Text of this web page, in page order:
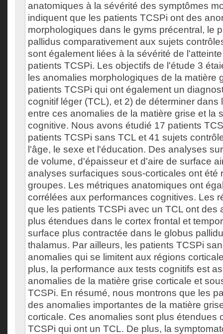
anatomiques à la sévérité des symptômes
indiquent que les patients TCSPi ont des
morphologiques dans le gyms précentral, le
pallidus comparativement aux sujets
sont également liées à la sévérité de
patients TCSPi. Les objectifs de l'étude 3
les anomalies morphologiques de la matière
patients TCSPi qui ont également un
cognitif léger (TCL), et 2) de déterminer dans
entre ces anomalies de la matière grise et la
cognitive. Nous avons étudié 17 patients
patients TCSPi sans TCL et 41 sujets
l'âge, le sexe et l'éducation. Des analyses
de volume, d'épaisseur et d'aire de surface
analyses surfaciques sous-corticales ont été
groupes. Les métriques anatomiques ont
corrélées aux performances cognitives. Les
que les patients TCSPi avec un TCL ont des
plus étendues dans le cortex frontal et
surface plus contractée dans le globus
thalamus. Par ailleurs, les patients TCSPi
anomalies qui se limitent aux régions
plus, la performance aux tests cognitifs est
anomalies de la matière grise corticale et
TCSPi. En résumé, nous montrons que les
des anomalies importantes de la matière
corticale. Ces anomalies sont plus étendues
TCSPi qui ont un TCL. De plus, la